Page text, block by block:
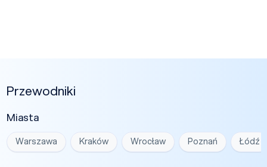
Przewodniki
Miasta
Warszawa Kraków Wrocław Poznań Łódź